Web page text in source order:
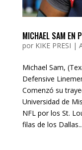
MICHAEL SAM EN
por KIKE PRESI |
Michael Sam,
Defensive
Comenzó su
Universidad de
NFL por los St.
filas de los Dallas...